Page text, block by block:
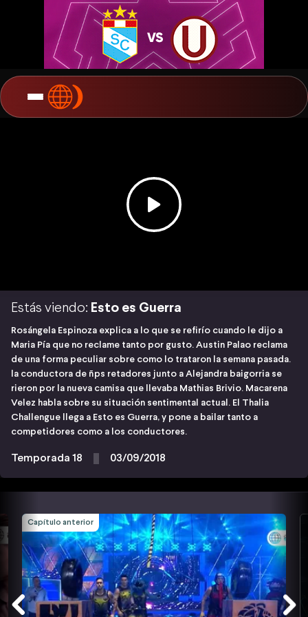
Estás viendo: Esto es Guerra
Rosángela Espinoza explica a lo que se refirío cuando le dijo a
Maria Pía que no reclame tanto por gusto. Austin Palao reclama
de una forma peculiar sobre como lo trataron la semana pasada.
la conductora de ñps retadores junto a Alejandra baigorria se
rieron por la nueva camisa que llevaba Mathias Brivio. Macarena
Velez habla sobre su situación sentimental actual. El Thalia
Challengue llega a Esto es Guerra, y pone a bailar tanto a
competidores como a los conductores.
Temporada 18 03/09/2018
Capítulo anterior